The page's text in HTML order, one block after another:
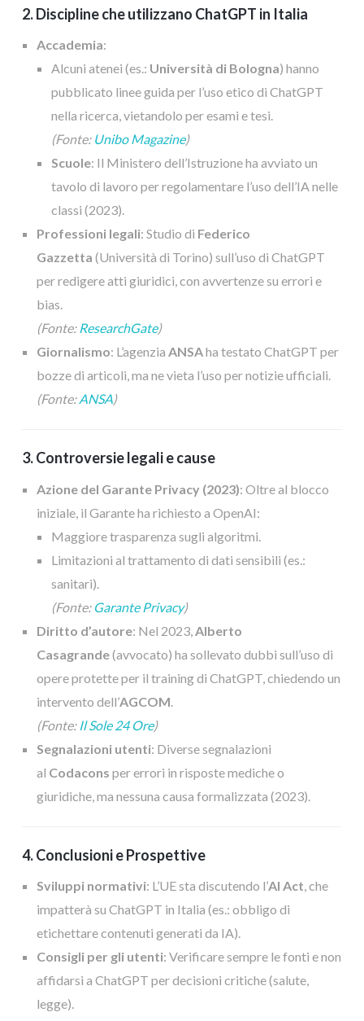
2. Discipline che utilizzano ChatGPT in Italia
Accademia:
Alcuni atenei (es.: Università di Bologna) hanno
pubblicato linee guida per l’uso etico di ChatGPT
nella ricerca, vietandolo per esami e tesi.
(Fonte: Unibo Magazine)
Scuole: Il Ministero dell’Istruzione ha avviato un
tavolo di lavoro per regolamentare l’uso dell’IA nelle
classi (2023).
Professioni legali: Studio di Federico
Gazzetta (Università di Torino) sull’uso di ChatGPT
per redigere atti giuridici, con avvertenze su errori e
bias.
(Fonte: ResearchGate)
Giornalismo: L’agenzia ANSAha testato ChatGPT per
bozze di articoli, ma ne vieta l’uso per notizie ufficiali.
(Fonte:ANSA)
3. Controversie legali e cause
Azione del Garante Privacy (2023): Oltre al blocco
iniziale, il Garante ha richiesto a OpenAI:
Maggiore trasparenza sugli algoritmi.
Limitazioni al trattamento di dati sensibili (es.:
sanitari).
(Fonte: Garante Privacy)
Diritto d’autore: Nel 2023,Alberto
Casagrande(avvocato) ha sollevato dubbi sull’uso di
opere protette per il training di ChatGPT, chiedendo un
intervento dell’AGCOM.
(Fonte: Il Sole 24 Ore)
Segnalazioni utenti: Diverse segnalazioni
al Codacons per errori in risposte mediche o
giuridiche, ma nessuna causa formalizzata (2023).
4. Conclusioni e Prospettive
Sviluppi normativi: L’UE sta discutendo l’AI Act, che
impatterà su ChatGPT in Italia (es.: obbligo di
etichettare contenuti generati da IA).
Consigli per gli utenti: Verificare sempre le fonti e non
affidarsi a ChatGPT per decisioni critiche (salute,
legge).